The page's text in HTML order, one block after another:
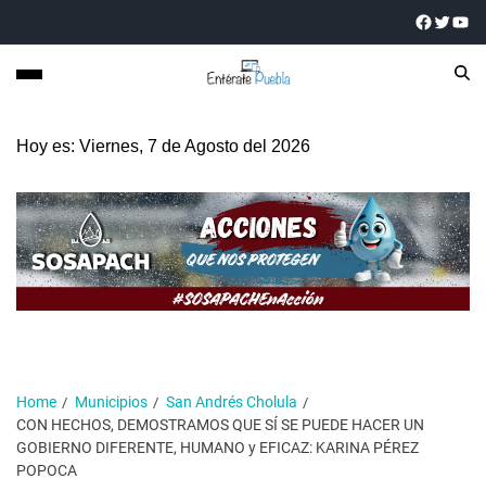
Hoy es: Viernes, 7 de Agosto del 2026
Home Municipios
San Andrés Cholula
CON HECHOS, DEMOSTRAMOS QUE SÍ SE PUEDE HACER UN
GOBIERNO DIFERENTE, HUMANO y EFICAZ: KARINA PÉREZ
POPOCA